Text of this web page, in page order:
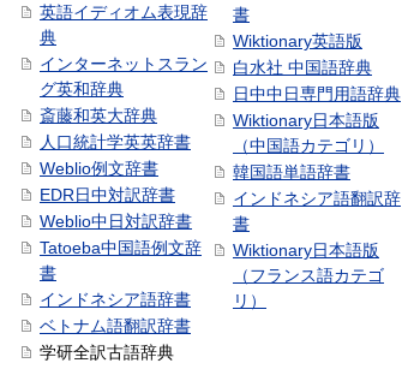
英語イディオム表現辞
典
インターネットスラン
グ英和辞典
斎藤和英大辞典
人口統計学英英辞書
Weblio例文辞書
EDR日中対訳辞書
Weblio中日対訳辞書
Tatoeba中国語例文辞
書
インドネシア語辞書
ベトナム語翻訳辞書
学研全訳古語辞典
書
Wiktionary英語版
白水社 中国語辞典
日中中日専門用語辞典
Wiktionary日本語版
（中国語カテゴリ）
韓国語単語辞書
インドネシア語翻訳辞
書
Wiktionary日本語版
（フランス語カテゴ
リ）